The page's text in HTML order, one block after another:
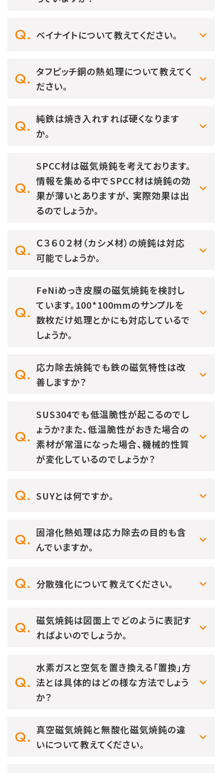
ベイナイトについて教えてください。
タフピッチ銅の熱処理について教えてく
ださい。
純鉄は焼き入れすれば硬くなります
か。
SPCC材は磁気焼鈍を考えております。
情報を集める中でSPCC材は焼鈍の効
果が薄いとありますが、 実際効果は出
るのでしょうか。
Ｃ３６０２材（カシメ材）の焼鈍は対応
可能でしょうか。
FeNiめっき皮膜の磁気焼鈍を検討し
ています。100*100mmのサンプルを
数枚だけ処理とかにも対応しているで
しょうか。
応力除去焼鈍でも鉄の磁気特性は改
善しますか？
SUS304でも低温脆性が起こるのでし
ょうか?また、低温脆性がおきた場合の
素材が常温になった場合、機械的性質
が変化しているのでしょうか？
SUYとは何ですか。
固溶化熱処理は応力除去の目的も含
んでいますか。
分散強化について教えてください。
磁気焼鈍は図面上でどのように表記す
ればよいのでしょうか。
水素ガスと空気を置き換える「置換」方
法とは具体的はどの様な方法でしょう
か？
真空磁気焼鈍と無酸化磁気焼鈍の違
いについて教えてください。